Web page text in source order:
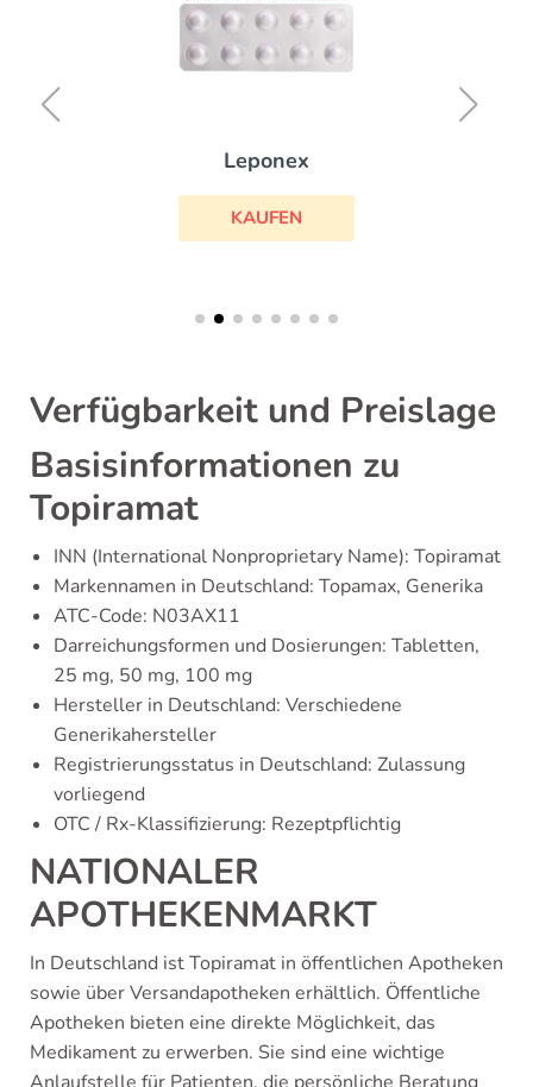
Leponex
KAUFEN
Verfügbarkeit und Preislage
Basisinformationen zu
Topiramat
INN (International Nonproprietary Name): Topiramat
Markennamen in Deutschland: Topamax, Generika
ATC-Code: N03AX11
Darreichungsformen und Dosierungen: Tabletten,
25 mg, 50 mg, 100 mg
Hersteller in Deutschland: Verschiedene
Generikahersteller
Registrierungsstatus in Deutschland: Zulassung
vorliegend
OTC / Rx-Klassifizierung: Rezeptpflichtig
NATIONALER
APOTHEKENMARKT
In Deutschland ist Topiramat in öffentlichen Apotheken
sowie über Versandapotheken erhältlich. Öffentliche
Apotheken bieten eine direkte Möglichkeit, das
Medikament zu erwerben. Sie sind eine wichtige